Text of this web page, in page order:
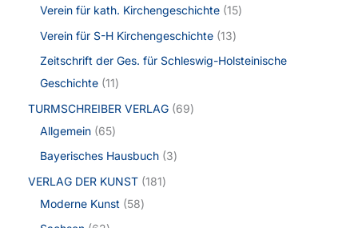
Verein für kath. Kirchengeschichte 15
Verein für S-H Kirchengeschichte 13
Zeitschrift der Ges. für Schleswig-Holsteinische
Geschichte 11
TURMSCHREIBER VERLAG 69
Allgemein 65
Bayerisches Hausbuch 3
VERLAG DER KUNST 181
Moderne Kunst
58